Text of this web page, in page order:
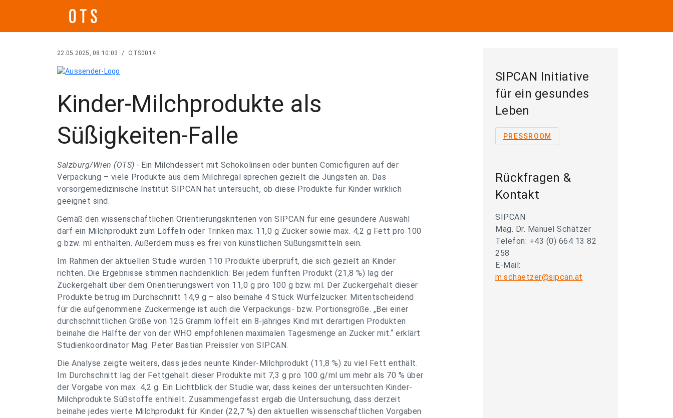
22.05.2025, 08:10:03 / OTS0014
Kinder-Milchprodukte als
Süßigkeiten-Falle
Salzburg/Wien (OTS) - Ein Milchdessert mit Schokolinsen oder bunten Comicfiguren auf der
Verpackung – viele Produkte aus dem Milchregal sprechen gezielt die Jüngsten an. Das
vorsorgemedizinische Institut SIPCAN hat untersucht, ob diese Produkte für Kinder wirklich
geeignet sind.
Gemäß den wissenschaftlichen Orientierungskriterien von SIPCAN für eine gesündere Auswahl
darf ein Milchprodukt zum Löffeln oder Trinken max. 11,0 g Zucker sowie max. 4,2 g Fett pro 100
g bzw. ml enthalten. Außerdem muss es frei von künstlichen Süßungsmitteln sein.
Im Rahmen der aktuellen Studie wurden 110 Produkte überprüft, die sich gezielt an Kinder
richten. Die Ergebnisse stimmen nachdenklich: Bei jedem fünften Produkt (21,8 %) lag der
Zuckergehalt über dem Orientierungswert von 11,0 g pro 100 g bzw. ml. Der Zuckergehalt dieser
Produkte betrug im Durchschnitt 14,9 g – also beinahe 4 Stück Würfelzucker. Mitentscheidend
für die aufgenommene Zuckermenge ist auch die Verpackungs- bzw. Portionsgröße. „Bei einer
durchschnittlichen Größe von 125 Gramm löffelt ein 8-jähriges Kind mit derartigen Produkten
beinahe die Hälfte der von der WHO empfohlenen maximalen Tagesmenge an Zucker mit.“ erklärt
Studienkoordinator Mag. Peter Bastian Preissler von SIPCAN.
Die Analyse zeigte weiters, dass jedes neunte Kinder-Milchprodukt (11,8 %) zu viel Fett enthält.
Im Durchschnitt lag der Fettgehalt dieser Produkte mit 7,3 g pro 100 g/ml um mehr als 70 % über
der Vorgabe von max. 4,2 g. Ein Lichtblick der Studie war, dass keines der untersuchten Kinder-
Milchprodukte Süßstoffe enthielt. Zusammengefasst ergab die Untersuchung, dass derzeit
beinahe jedes vierte Milchprodukt für Kinder (22,7 %) den aktuellen wissenschaftlichen Vorgaben
SIPCAN Initiative
für ein gesundes
Leben
PRESSROOM
Rückfragen &
Kontakt
SIPCAN
Mag. Dr. Manuel Schätzer
Telefon: +43 (0) 664 13 82
258
E-Mail:
m.schaetzer@sipcan.at